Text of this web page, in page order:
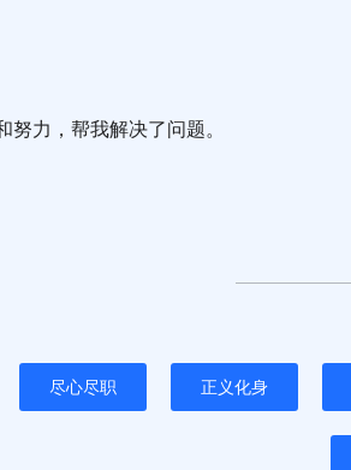
努力，帮我解决了问题。
尽心尽职 正义化身